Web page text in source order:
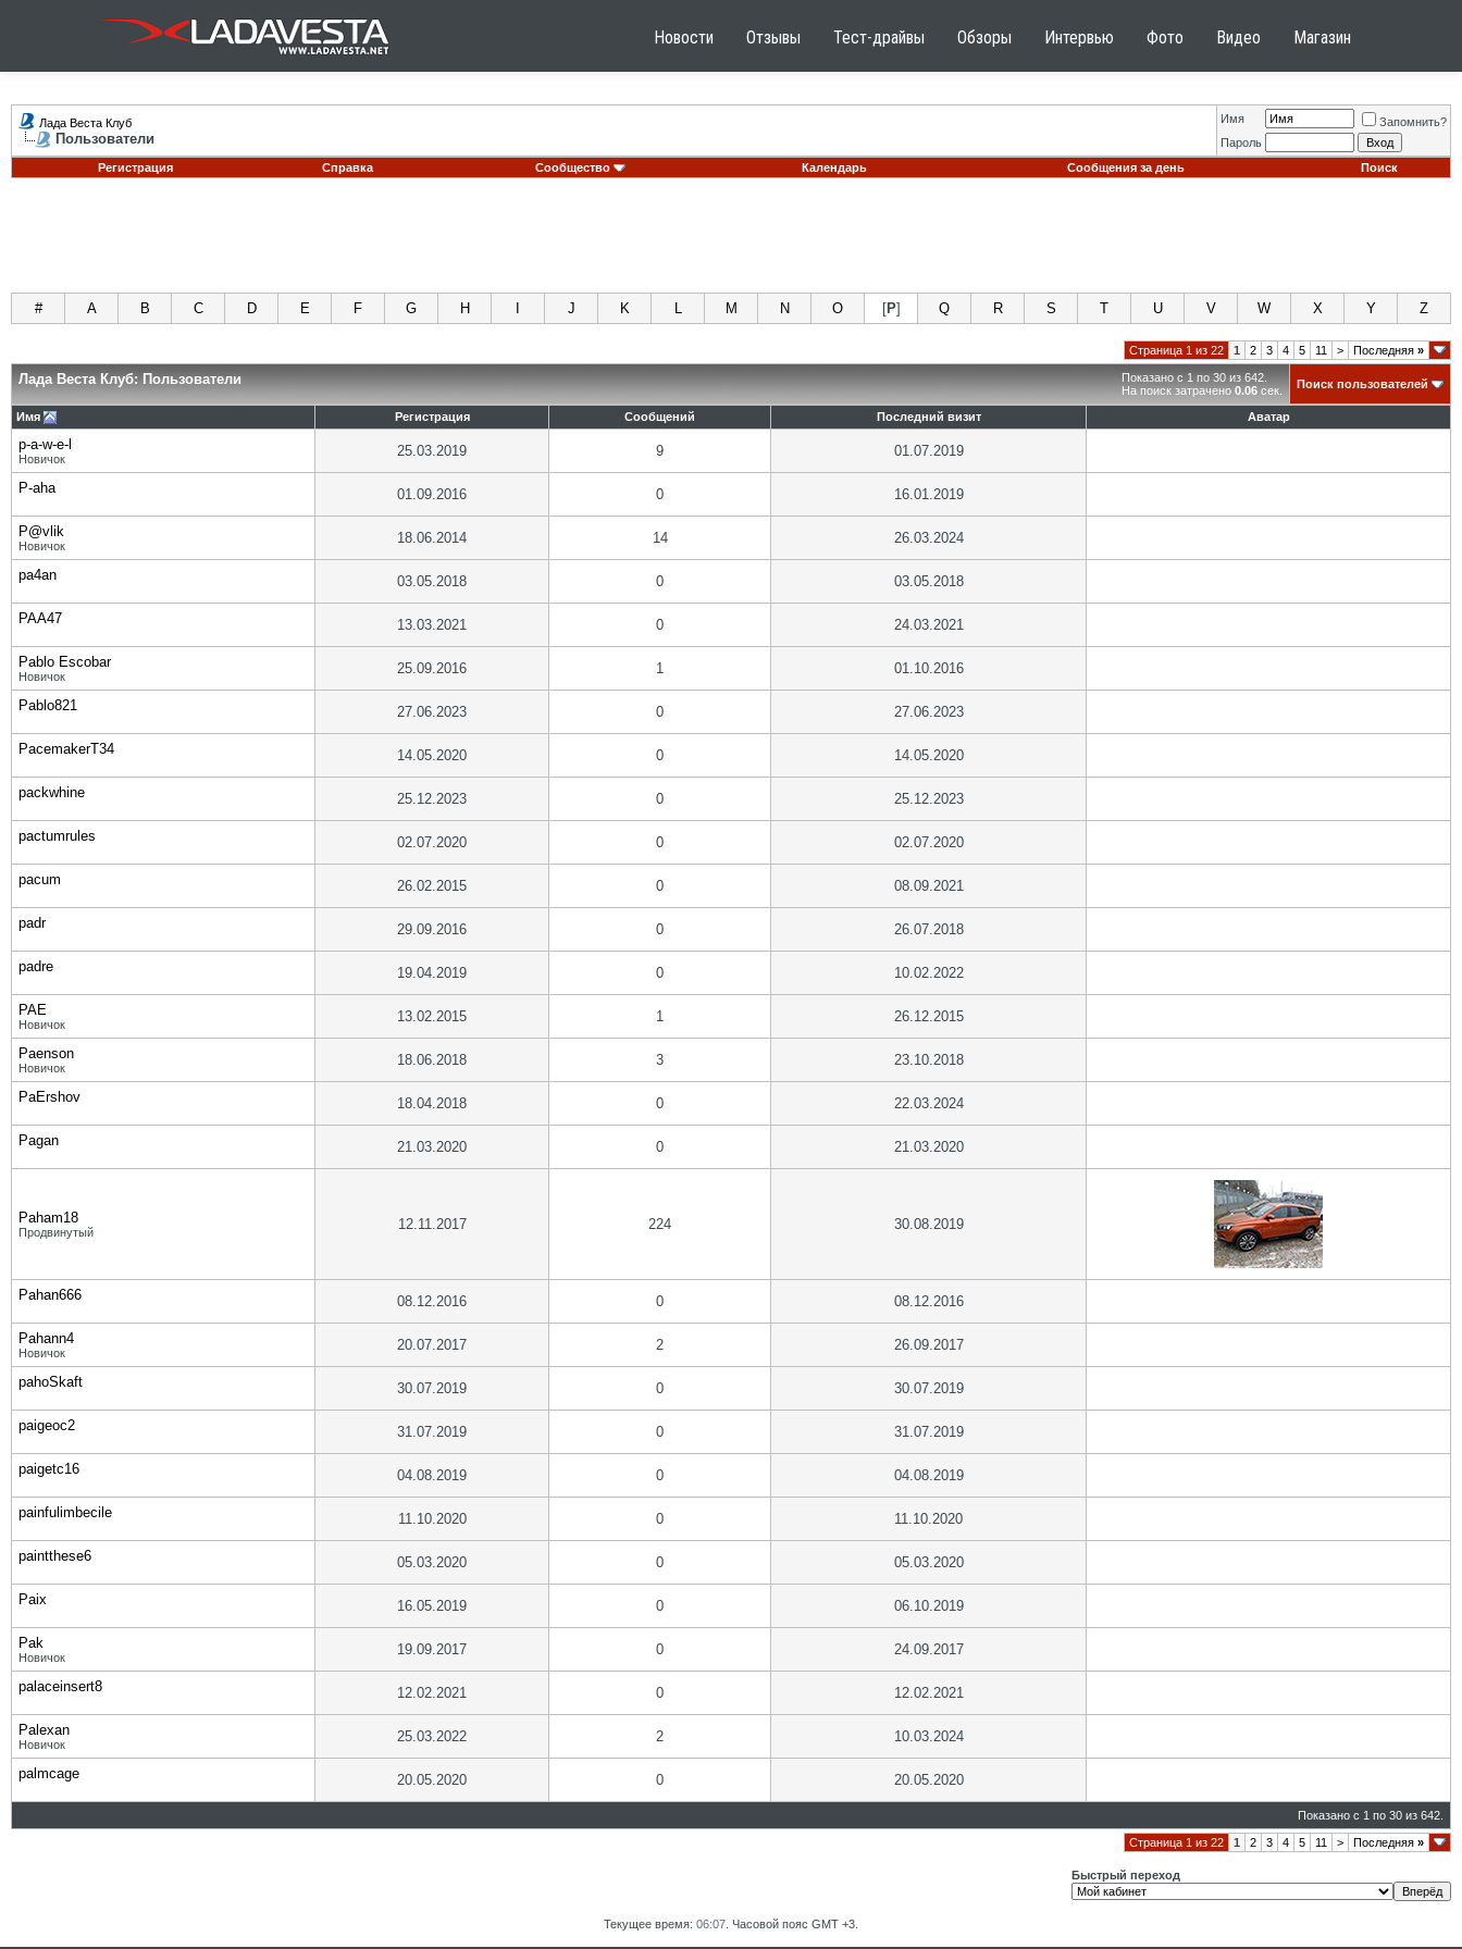
Новости Отзывы Тест-драйвы Обзоры Интервью Фото Видео Магазин
Лада Веста Клуб
Пользователи
Имя
Запомнить?
Пароль
Регистрация
Справка Сообщество Календарь Сообщения за день Поиск
# A B C D E F G H J K L M N O [P] Q R S T U V W X Y Z
Страница 1 из 22 1 2 3 4 5 11 > Последняя »
Показано с 1 по 30 из 642.
На поиск затрачено 0.06 сек.
Лада Веста Клуб: Пользователи Поиск пользователей
Имя Регистрация Сообщений Последний визит Аватар
p-a-w-e-l
Новичок 25.03.2019 9 01.07.2019
P-aha 01.09.2016 0 16.01.2019
P@vlik
Новичок 18.06.2014 14 26.03.2024
pa4an 03.05.2018 0 03.05.2018
PAA47 13.03.2021 0 24.03.2021
Pablo Escobar
Новичок 25.09.2016 1 01.10.2016
Pablo821 27.06.2023 0 27.06.2023
PacemakerT34 14.05.2020 0 14.05.2020
packwhine 25.12.2023 0 25.12.2023
pactumrules 02.07.2020 0 02.07.2020
pacum 26.02.2015 0 08.09.2021
padr 29.09.2016 0 26.07.2018
padre 19.04.2019 0 10.02.2022
PAE
Новичок 13.02.2015 1 26.12.2015
Paenson
Новичок 18.06.2018 3 23.10.2018
PaErshov 18.04.2018 0 22.03.2024
Pagan 21.03.2020 0 21.03.2020
Paham18
Продвинутый 12.11.2017 224 30.08.2019
Pahan666 08.12.2016 0 08.12.2016
Pahann4
Новичок 20.07.2017 2 26.09.2017
pahoSkaft 30.07.2019 0 30.07.2019
paigeoc2 31.07.2019 0 31.07.2019
paigetc16 04.08.2019 0 04.08.2019
painfulimbecile 11.10.2020 0 11.10.2020
paintthese6 05.03.2020 0 05.03.2020
Paix 16.05.2019 0 06.10.2019
Pak
Новичок 19.09.2017 0 24.09.2017
palaceinsert8 12.02.2021 0 12.02.2021
Palexan
Новичок 25.03.2022 2 10.03.2024
palmcage 20.05.2020 0 20.05.2020
Показано с 1 по 30 из 642.
Страница 1 из 22 1 2 3 4 5 11 > Последняя »
Быстрый переход
Текущее время: 06:07 . Часовой пояс GMT +3.